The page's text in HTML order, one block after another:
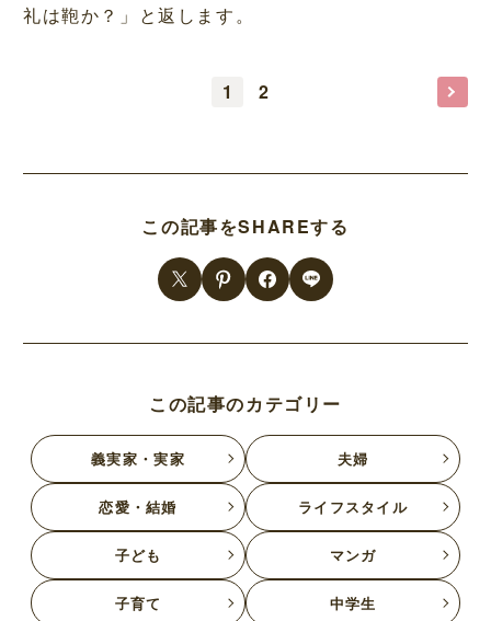
礼は鞄か？」と返します。
1 2
この記事をSHAREする
この記事のカテゴリー
義実家・実家 夫婦
恋愛・結婚 ライフスタイル
子ども マンガ
子育て 中学生